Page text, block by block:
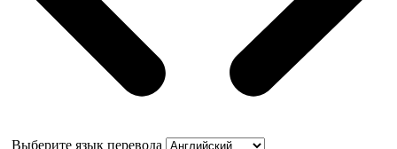
Выберите язык перевода